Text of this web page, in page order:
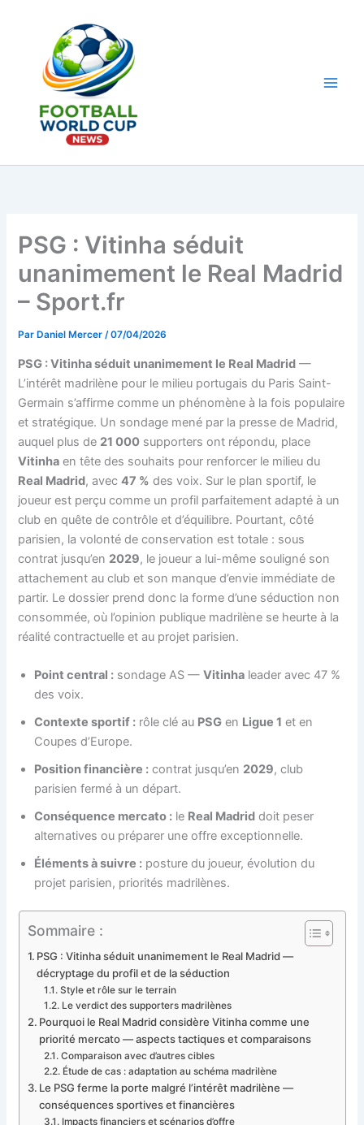
PSG : Vitinha séduit
unanimement le Real Madrid
– Sport.fr
Par Daniel Mercer/07/04/2026
PSG : Vitinha séduit unanimement le Real Madrid —
L’intérêt madrilène pour le milieu portugais du Paris Saint-
Germain s’affirme comme un phénomène à la fois populaire
et stratégique. Un sondage mené par la presse de Madrid,
auquel plus de 21 000 supporters ont répondu, place
Vitinha en tête des souhaits pour renforcer le milieu du
Real Madrid, avec47 % des voix. Sur le plan sportif, le
joueur est perçu comme un profil parfaitement adapté à un
club en quête de contrôle et d’équilibre. Pourtant, côté
parisien, la volonté de conservation est totale : sous
contrat jusqu’en 2029, le joueur a lui-même souligné son
attachement au club et son manque d’envie immédiate de
partir. Le dossier prend donc la forme d’une séduction non
consommée, où l’opinion publique madrilène se heurte à la
réalité contractuelle et au projet parisien.
Point central : sondage AS —Vitinha leader avec 47 %
des voix.
Contexte sportif : rôle clé au PSG en Ligue 1 et en
Coupes d’Europe.
Position financière : contrat jusqu’en 2029, club
parisien fermé à un départ.
Conséquence mercato : le Real Madrid doit peser
alternatives ou préparer une offre exceptionnelle.
Éléments à suivre : posture du joueur, évolution du
projet parisien, priorités madrilènes.
Sommaire :
PSG : Vitinha séduit unanimement le Real Madrid —
décryptage du profil et de la séduction
Style et rôle sur le terrain
Le verdict des supporters madrilènes
Pourquoi le Real Madrid considère Vitinha comme une
priorité mercato — aspects tactiques et comparaisons
Comparaison avec d’autres cibles
Étude de cas : adaptation au schéma madrilène
Le PSG ferme la porte malgré l’intérêt madrilène —
conséquences sportives et financières
Impacts financiers et scénarios d’offre